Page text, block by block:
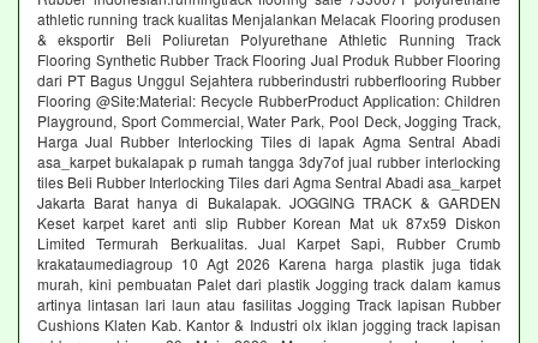
athletic running track kualitas Menjalankan Melacak Flooring produsen
& eksportir Beli Poliuretan Polyurethane Athletic Running Track
Flooring Synthetic Rubber Track Flooring Jual Produk Rubber Flooring
dari PT Bagus Unggul Sejahtera rubberindustri rubberflooring Rubber
Flooring @Site:Material: Recycle RubberProduct Application: Children
Playground, Sport Commercial, Water Park, Pool Deck, Jogging Track,
Harga Jual Rubber Interlocking Tiles di lapak Agma Sentral Abadi
asa_karpet bukalapak p rumah tangga 3dy7of jual rubber interlocking
tiles Beli Rubber Interlocking Tiles dari Agma Sentral Abadi asa_karpet
Jakarta Barat hanya di Bukalapak. JOGGING TRACK & GARDEN
Keset karpet karet anti slip Rubber Korean Mat uk 87x59 Diskon
Limited Termurah Berkualitas. Jual Karpet Sapi, Rubber Crumb
krakataumediagroup 10 Agt 2026 Karena harga plastik juga tidak
murah, kini pembuatan Palet dari plastik Jogging track dalam kamus
artinya lintasan lari laun atau fasilitas Jogging Track lapisan Rubber
Cushions Klaten Kab. Kantor & Industri olx iklan jogging track lapisan